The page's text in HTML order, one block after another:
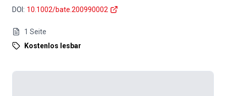
DOI : 10.1002/bate.200990002
1 Seite
Kostenlos lesbar